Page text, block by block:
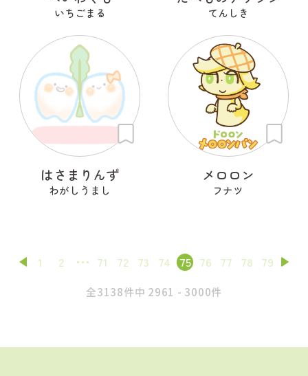
いちごまる てんしき
はさまりんず
わがしうまし
メロロン
フナツ
1 2 71 72 73 74 75 76 77 78 79
全3138件中 2961 - 3000件